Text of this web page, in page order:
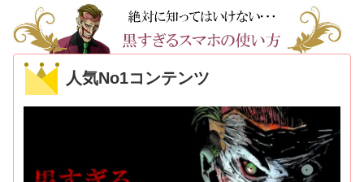
人気No1コンテンツ